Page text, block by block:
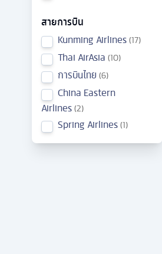
สายการบิน
Kunming Airlines 17
Thai AirAsia 10
การบินไทย 6
China Eastern
Airlines 2
Spring Airlines 1